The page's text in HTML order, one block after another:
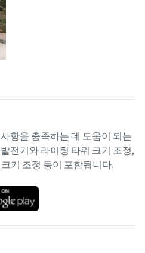
항을 충족하는 데 도움이 되는
전기와 라이팅 타워 크기 조정,
기 조정 등이 포함됩니다.